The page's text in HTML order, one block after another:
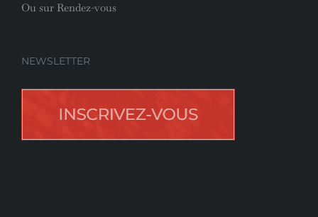
Ou sur Rendez-vous
NEWSLETTER